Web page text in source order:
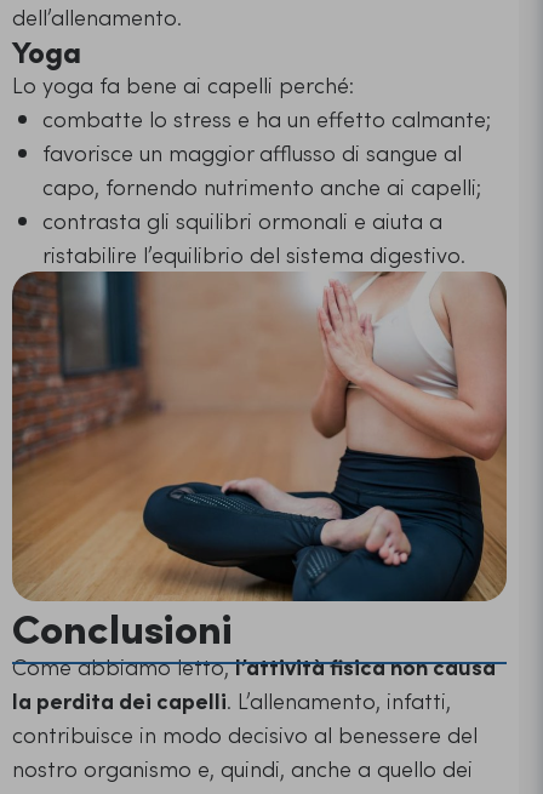
dell’allenamento.
Yoga
Lo yoga fa bene ai capelli perché:
combatte lo stress e ha un effetto calmante;
favorisce un maggior afflusso di sangue al
capo, fornendo nutrimento anche ai capelli;
contrasta gli squilibri ormonali e aiuta a
ristabilire l’equilibrio del sistema digestivo.
Conclusioni
Come abbiamo letto,l’attività fisica non causa
la perdita dei capelli. L’allenamento, infatti,
contribuisce in modo decisivo al benessere del
nostro organismo e, quindi, anche a quello dei